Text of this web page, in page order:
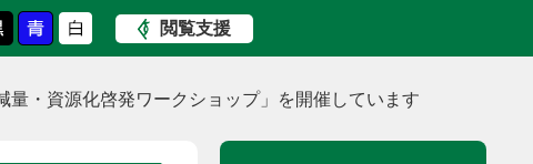
閲覧支援
量・資源化啓発ワークショップ」を開催しています